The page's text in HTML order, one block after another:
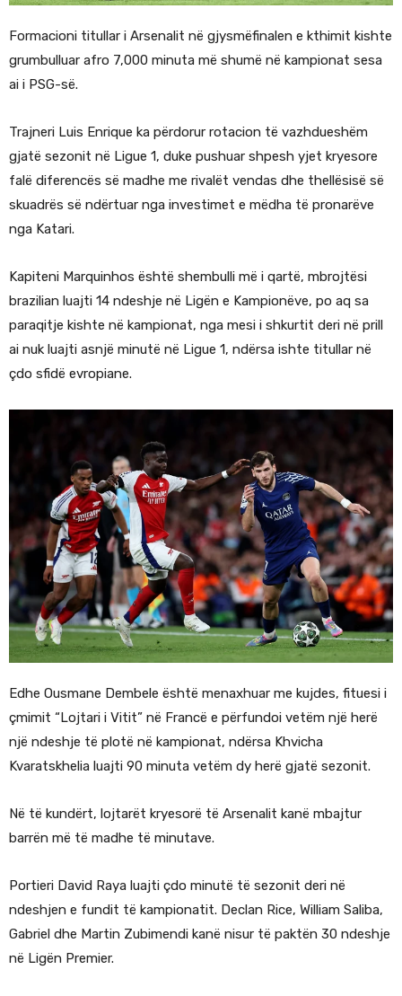
Formacioni titullar i Arsenalit në gjysmëfinalen e kthimit kishte
grumbulluar afro 7,000 minuta më shumë në kampionat sesa
ai i PSG-së.
Trajneri Luis Enrique ka përdorur rotacion të vazhdueshëm
gjatë sezonit në Ligue 1, duke pushuar shpesh yjet kryesore
falë diferencës së madhe me rivalët vendas dhe thellësisë së
skuadrës së ndërtuar nga investimet e mëdha të pronarëve
nga Katari.
Kapiteni Marquinhos është shembulli më i qartë, mbrojtësi
brazilian luajti 14 ndeshje në Ligën e Kampionëve, po aq sa
paraqitje kishte në kampionat, nga mesi i shkurtit deri në prill
ai nuk luajti asnjë minutë në Ligue 1, ndërsa ishte titullar në
çdo sfidë evropiane.
Edhe Ousmane Dembele është menaxhuar me kujdes, fituesi i
çmimit “Lojtari i Vitit” në Francë e përfundoi vetëm një herë
një ndeshje të plotë në kampionat, ndërsa Khvicha
Kvaratskhelia luajti 90 minuta vetëm dy herë gjatë sezonit.
Në të kundërt, lojtarët kryesorë të Arsenalit kanë mbajtur
barrën më të madhe të minutave.
Portieri David Raya luajti çdo minutë të sezonit deri në
ndeshjen e fundit të kampionatit. Declan Rice, William Saliba,
Gabriel dhe Martin Zubimendi kanë nisur të paktën 30 ndeshje
në Ligën Premier.